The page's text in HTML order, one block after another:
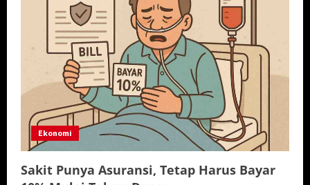
Ekonomi
Sakit Punya Asuransi, Tetap Harus Bayar